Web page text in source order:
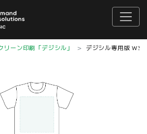
リーン印刷「デジシル」 デジシル専用版